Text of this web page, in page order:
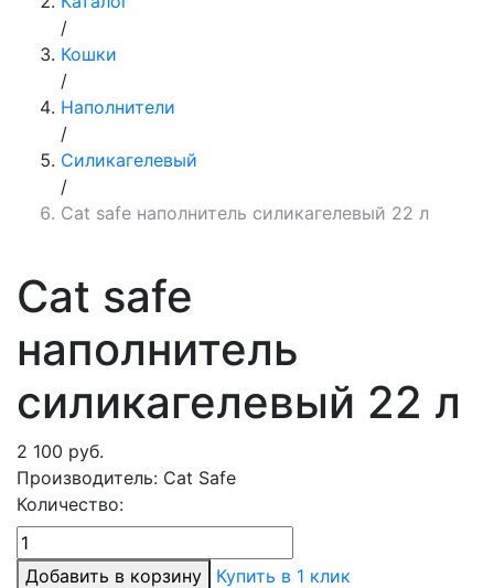
/
Кошки
/
Наполнители
/
Силикагелевый
/
Cat safe наполнитель силикагелевый 22 л
Cat safe
наполнитель
силикагелевый 22 л
2 100 руб.
Производитель: Cat Safe
Количество:
Добавить в корзину
Купить в 1 клик